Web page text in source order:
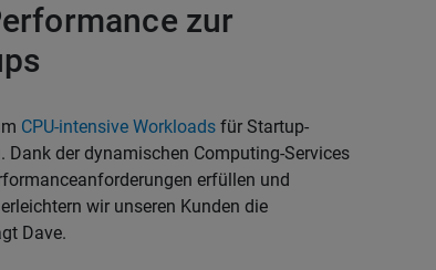
zur
CPU-intensive Workloads für Startup-
Dank der dynamischen Computing-Services
erfüllen und
wir unseren Kunden die
Dave.